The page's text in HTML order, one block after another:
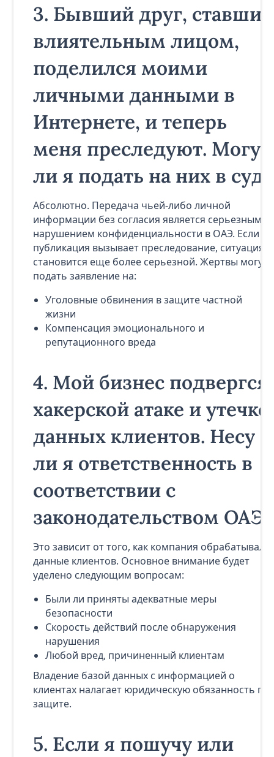
3. Бывший друг, ставший
влиятельным лицом,
поделился моими
личными данными в
Интернете, и теперь
меня преследуют. Могу
ли я подать на них в суд?
Абсолютно. Передача чьей-либо личной
информации без согласия является серьезным
нарушением конфиденциальности в ОАЭ. Если
публикация вызывает преследование, ситуация
становится еще более серьезной. Жертвы могут
подать заявление на:
Уголовные обвинения в защите частной
жизни
Компенсация эмоционального и
репутационного вреда
4. Мой бизнес подвергся
хакерской атаке и утечке
данных клиентов. Несу
ли я ответственность в
соответствии с
законодательством ОАЭ?
Это зависит от того, как компания обрабатывала
данные клиентов. Основное внимание будет
уделено следующим вопросам:
Были ли приняты адекватные меры
безопасности
Скорость действий после обнаружения
нарушения
Любой вред, причиненный клиентам
Владение базой данных с информацией о
клиентах налагает юридическую обязанность по
защите.
5. Если я пошучу или